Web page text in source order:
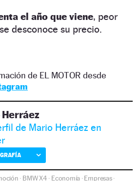
el año que viene, peor
desconoce su precio.
de EL MOTOR desde
de Mario Herráez en
· BMW X4 · Economía ·Empresas·